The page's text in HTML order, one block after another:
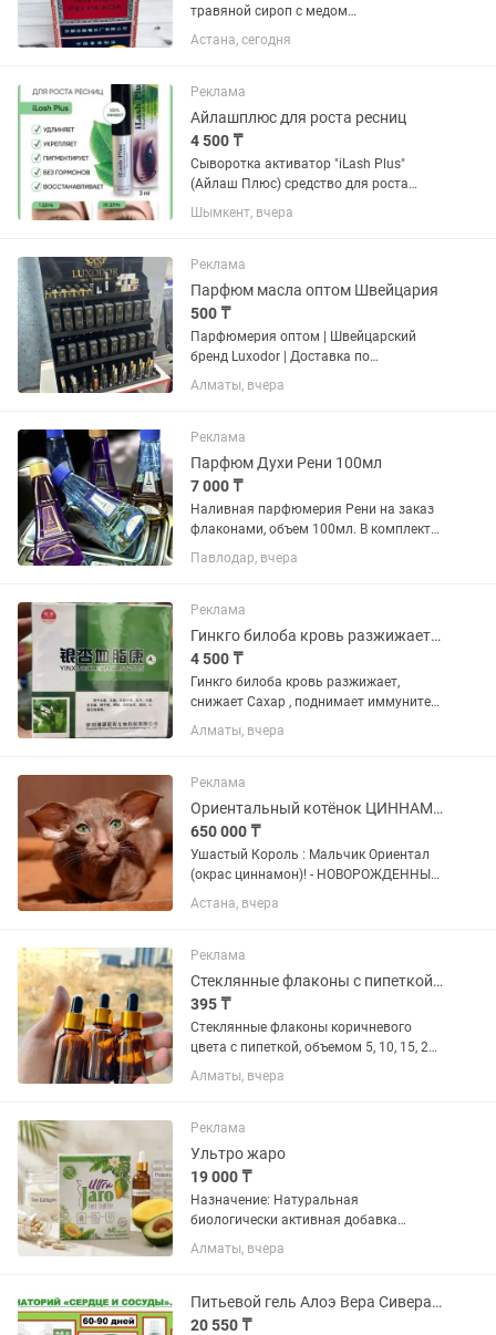
травяной сироп с медом
Традиционный травяной сироп Nin
Jiom Pei Pa Koa, созданный на основе
натурального меда. Его мягкая...
Астана, сегодня
Реклама
Айлашплюс для роста ресниц
4 500 ₸
Сыворотка активатор "iLash Plus"
(Айлаш Плюс) средство для роста
ресниц и бровей Описание iLash Plus
питает и укрепляет волосянные
продлевает жизненный цикл каждой...
Шымкент, вчера
Реклама
Парфюм масла оптом Швейцария
500 ₸
Парфюмерия оптом | Швейцарский
бренд Luxodor | Доставка по
Казахстану Ищете надежного
поставщика парфюмерии для своего
продаж? Предлагаем оптовые
поставки...
Алматы, вчера
Реклама
Парфюм Духи Рени 100мл
7 000 ₸
Наливная парфюмерия Рени на заказ
флаконами, объем 100мл. В комплект
входит: Помпа + флакон Рени Парфюм
это версии самых популярных
1 раз в неделю. Синяя...
Павлодар, вчера
Реклама
Гинкго билоба кровь разжижает, снижает Сахар , поднимает иммунитет оптом и
4 500 ₸
Гинкго билоба кровь разжижает,
снижает Сахар , поднимает иммунитет.
Дает энергию и бодрость. В коробке 4-
флакона
Алматы, вчера
Реклама
Ориентальный котёнок ЦИННАМОН
650 000 ₸
Ушастый Король : Мальчик Ориентал
(окрас циннамон)! - НОВОРОЖДЕННЫЙ
РЕДКИЙ Открываем бронь! Просто
посмотрите на эту инопланетную
МАЛЬЧИК редкого окраса циннамон...
Астана, вчера
Реклама
Стеклянные флаконы с пипеткой 5, 10, 15, 20, 30, 50, 60, 100мл
395 ₸
Стеклянные флаконы коричневого
цвета с пипеткой, объемом 5, 10, 15, 20,
30, 50, 60, 100мл. Подходит для
различных видов косметической
гиалуроновой кислоты и...
Алматы, вчера
Реклама
Ультро жаро
19 000 ₸
Назначение: Натуральная
биологически активная добавка
(Dietary Supplement), позиционируемая
для поддержки лёгкости, контроля веса
(активные компоненты): Sea...
Алматы, вчера
Питьевой гель Алоэ Вера Сивера для сердечно-сосудистой системы. LR Германия
20 550 ₸